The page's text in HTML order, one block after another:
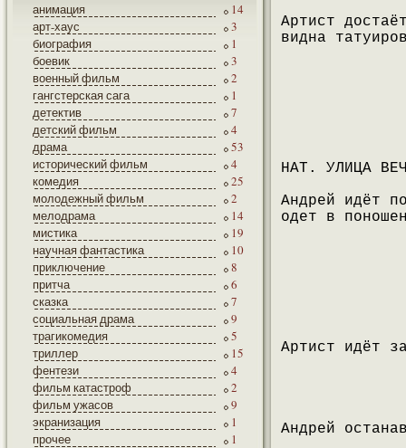
анимация
14
арт-хаус
3
биография
1
боевик
3
военный фильм
2
гангстерская сага
1
детектив
7
детский фильм
4
драма
53
исторический фильм
4
комедия
25
молодежный фильм
2
мелодрама
14
мистика
19
научная фантастика
10
приключение
8
притча
6
сказка
7
социальная драма
9
трагикомедия
5
триллер
15
фентези
4
фильм катастроф
2
фильм ужасов
9
экранизация
1
прочее
1
Артист
видна
НАТ. УЛИЦА
Андрей идёт
одет в
Артист идёт
Андрей